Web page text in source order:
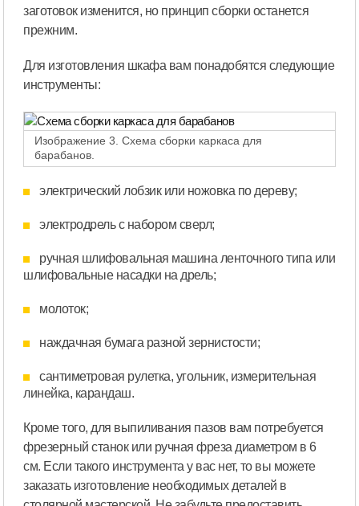
заготовок изменится, но принцип сборки останется
прежним.
Для изготовления шкафа вам понадобятся следующие
инструменты:
Изображение 3. Схема сборки каркаса для
барабанов.
электрический лобзик или ножовка по дереву;
электродрель с набором сверл;
ручная шлифовальная машина ленточного типа или
шлифовальные насадки на дрель;
молоток;
наждачная бумага разной зернистости;
сантиметровая рулетка, угольник, измерительная
линейка, карандаш.
Кроме того, для выпиливания пазов вам потребуется
фрезерный станок или ручная фреза диаметром в 6
см. Если такого инструмента у вас нет, то вы можете
заказать изготовление необходимых деталей в